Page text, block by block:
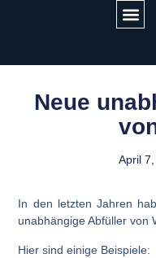
Neue
April
In den letzten Jahren
unabhängige Abfüller von
Hier sind einige Beispiele: